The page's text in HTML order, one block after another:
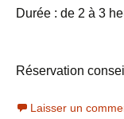
Durée : de 2 à 3
Réservation
Laisser un